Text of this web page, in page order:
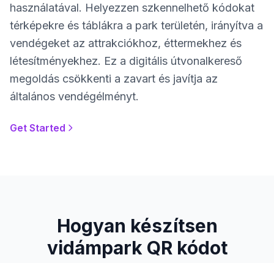
használatával. Helyezzen szkennelhető kódokat
térképekre és táblákra a park területén, irányítva a
vendégeket az attrakciókhoz, éttermekhez és
létesítményekhez. Ez a digitális útvonalkereső
megoldás csökkenti a zavart és javítja az
általános vendégélményt.
Get Started
Hogyan készítsen
vidámpark QR kódot